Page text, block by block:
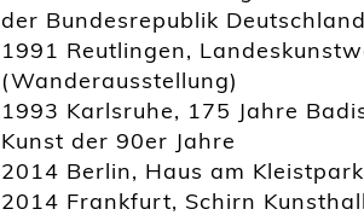
der Bundesrepublik Deutschland
1991 Reutlingen,
(Wanderausstellung)
1993 Karlsruhe, 175 Jahre
Kunst der 90er Jahre
2014 Berlin, Haus am
2014 Frankfurt, Schirn